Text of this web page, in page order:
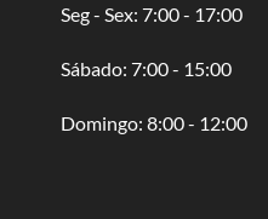
Seg - Sex: 7:00 - 17:00
​​Sábado: 7:00 - 15:00
​Domingo: 8:00 - 12:00